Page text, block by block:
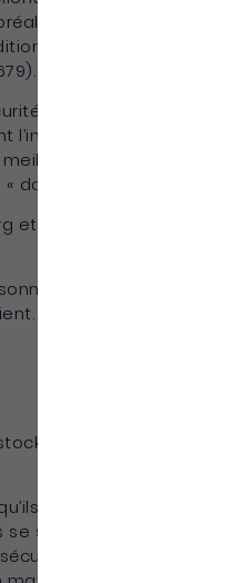
le client.
qu’il présentent les
des Informations et
ou la
délais informer le
sensibles ».
et des sous-traitants
susceptibles
électronique n’est
puissent prendre les
situent au niveau
de leur compte et